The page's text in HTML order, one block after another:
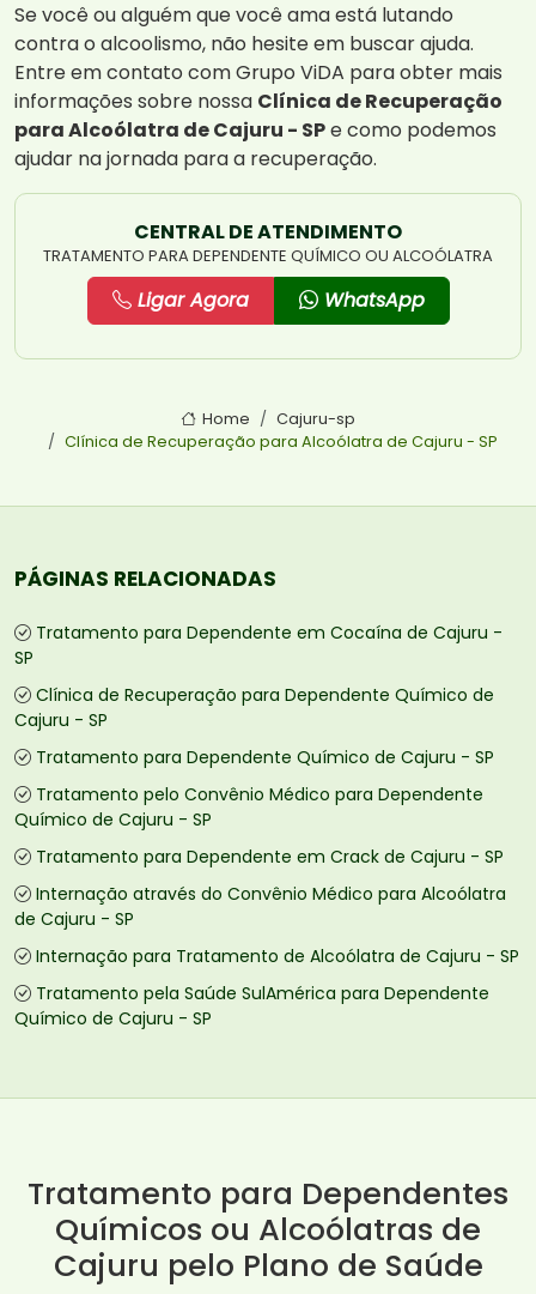
Se você ou alguém que você ama está lutando
contra o alcoolismo, não hesite em buscar ajuda.
Entre em contato com Grupo ViDA para obter mais
informações sobre nossa Clínica de Recuperação
para Alcoólatra de Cajuru - SPe como podemos
ajudar na jornada para a recuperação.
CENTRAL DE ATENDIMENTO
TRATAMENTO PARA DEPENDENTE QUÍMICO OU ALCOÓLATRA
Ligar Agora WhatsApp
Home
Cajuru-sp
Clínica de Recuperação para Alcoólatra de Cajuru - SP
PÁGINAS RELACIONADAS
Tratamento para Dependente em Cocaína de Cajuru -
SP
Clínica de Recuperação para Dependente Químico de
Cajuru - SP
Tratamento para Dependente Químico de Cajuru - SP
Tratamento pelo Convênio Médico para Dependente
Químico de Cajuru - SP
Tratamento para Dependente em Crack de Cajuru - SP
Internação através do Convênio Médico para Alcoólatra
de Cajuru - SP
Internação para Tratamento de Alcoólatra de Cajuru - SP
Tratamento pela Saúde SulAmérica para Dependente
Químico de Cajuru - SP
Tratamento para Dependentes
Químicos ou Alcoólatras de
Cajuru pelo Plano de Saúde